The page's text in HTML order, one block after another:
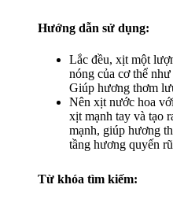
Hướng dẫn sử dụng:
Lắc đều, xịt một
nóng của cơ thể
Giúp hương thơm
Nên xịt nước hoa
xịt mạnh tay và tạo
mạnh, giúp hương
tầng hương quyến
Từ khóa tìm kiếm: